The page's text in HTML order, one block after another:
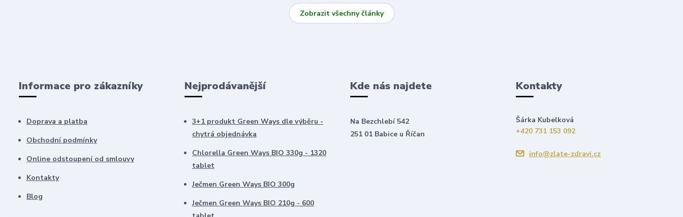
Zobrazit všechny články
Informace pro zákazníky
Doprava a platba
Obchodní podmínky
Online odstoupení od smlouvy
Kontakty
Blog
Nejprodávanější
3+1 produkt Green Ways dle výběru -
chytrá objednávka
Chlorella Green Ways BIO 330g - 1320
tablet
Ječmen Green Ways BIO 300g
Ječmen Green Ways BIO 210g - 600
Kde nás najdete
Na Bezchlebí 542
251 01 Babice u Říčan
Kontakty
Šárka Kubelková
+420 731 153 092
info@zlate-zdravi.cz